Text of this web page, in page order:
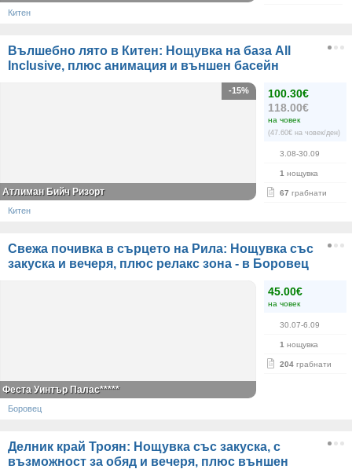
Китен
Вълшебно лято в Китен: Нощувка на база All
Inclusive, плюс анимация и външен басейн
100.30€
118.00€
на човек
(47.60€ на човек/ден)
3.08-30.09
1 нощувка
67 грабнати
-15%
Атлиман Бийч Ризорт
Китен
Свежа почивка в сърцето на Рила: Нощувка със
закуска и вечеря, плюс релакс зона - в Боровец
45.00€
на човек
30.07-6.09
1 нощувка
204 грабнати
Феста Уинтър Палас*****
Боровец
Делник край Троян: Нощувка със закуска, с
възможност за обяд и вечеря, плюс външен